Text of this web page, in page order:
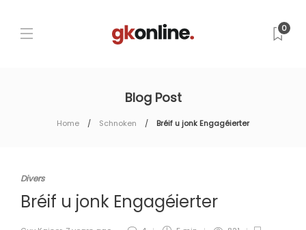
0
Blog Post
Home Schnoken Bréif u jonk Engagéierter
Divers
Bréif u jonk Engagéierter